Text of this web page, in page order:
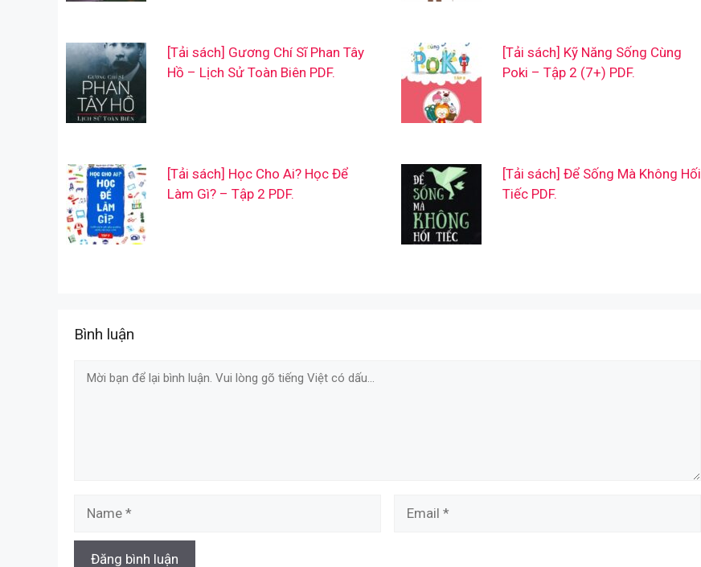
[Tải sách] Gương Chí Sĩ Phan Tây
Hồ – Lịch Sử Toàn Biên PDF.
[Tải sách] Kỹ Năng Sống Cùng
Poki – Tập 2 (7+) PDF.
[Tải sách] Học Cho Ai? Học Để
Làm Gì? – Tập 2 PDF.
[Tải sách] Để Sống Mà Không Hối
Tiếc PDF.
Bình luận
Comment